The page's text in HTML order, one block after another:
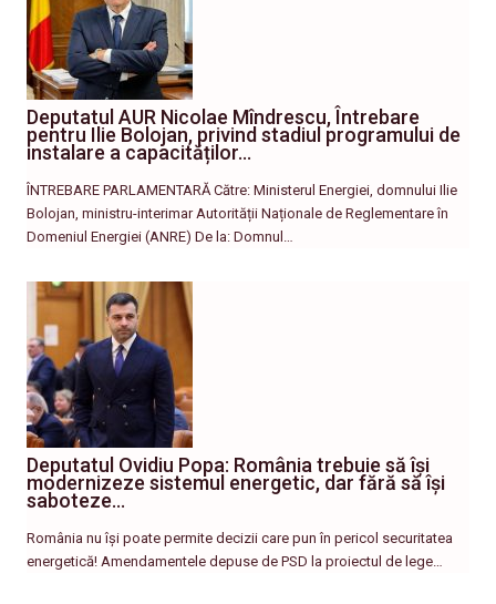
Deputatul AUR Nicolae Mîndrescu, Întrebare
pentru Ilie Bolojan, privind stadiul programului de
instalare a capacităților…
ÎNTREBARE PARLAMENTARĂ Către: Ministerul Energiei, domnului Ilie
Bolojan, ministru-interimar Autorității Naționale de Reglementare în
Domeniul Energiei (ANRE) De la: Domnul…
Deputatul Ovidiu Popa: România trebuie să își
modernizeze sistemul energetic, dar fără să își
saboteze…
România nu își poate permite decizii care pun în pericol securitatea
energetică! Amendamentele depuse de PSD la proiectul de lege…